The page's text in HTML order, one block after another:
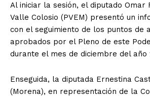
Al iniciar la sesión, el diputado Omar
Valle Colosio (PVEM) presentó un
con el seguimiento de los puntos de
aprobados por el Pleno de este
durante el mes de diciembre del año
Enseguida, la diputada Ernestina
(Morena), en representación de la